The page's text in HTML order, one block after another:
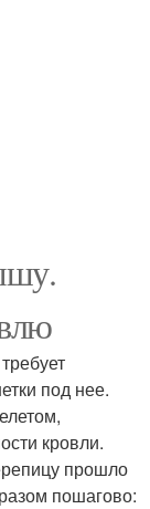
под нее.
кровли.
прошло
пошагово: